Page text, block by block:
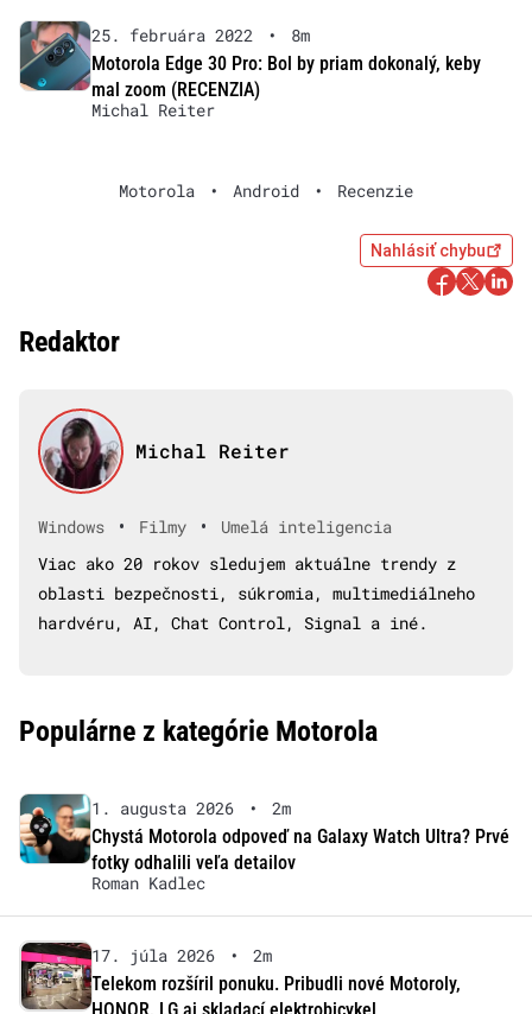
25. februára 2022 •
8m
Motorola Edge 30 Pro: Bol by priam dokonalý, keby
mal zoom (RECENZIA)
Michal Reiter
Motorola • Android • Recenzie
Nahlásiť chybu
Redaktor
Michal Reiter
Windows • Filmy •
Umelá inteligencia
Viac ako 20 rokov sledujem aktuálne trendy z
oblasti bezpečnosti, súkromia, multimediálneho
hardvéru, AI, Chat Control, Signal a iné.
Populárne z kategórie Motorola
1. augusta 2026 •
2m
Chystá Motorola odpoveď na Galaxy Watch Ultra? Prvé
fotky odhalili veľa detailov
Roman Kadlec
17. júla 2026 •
2m
Telekom rozšíril ponuku. Pribudli nové Motoroly,
HONOR, LG aj skladací elektrobicykel